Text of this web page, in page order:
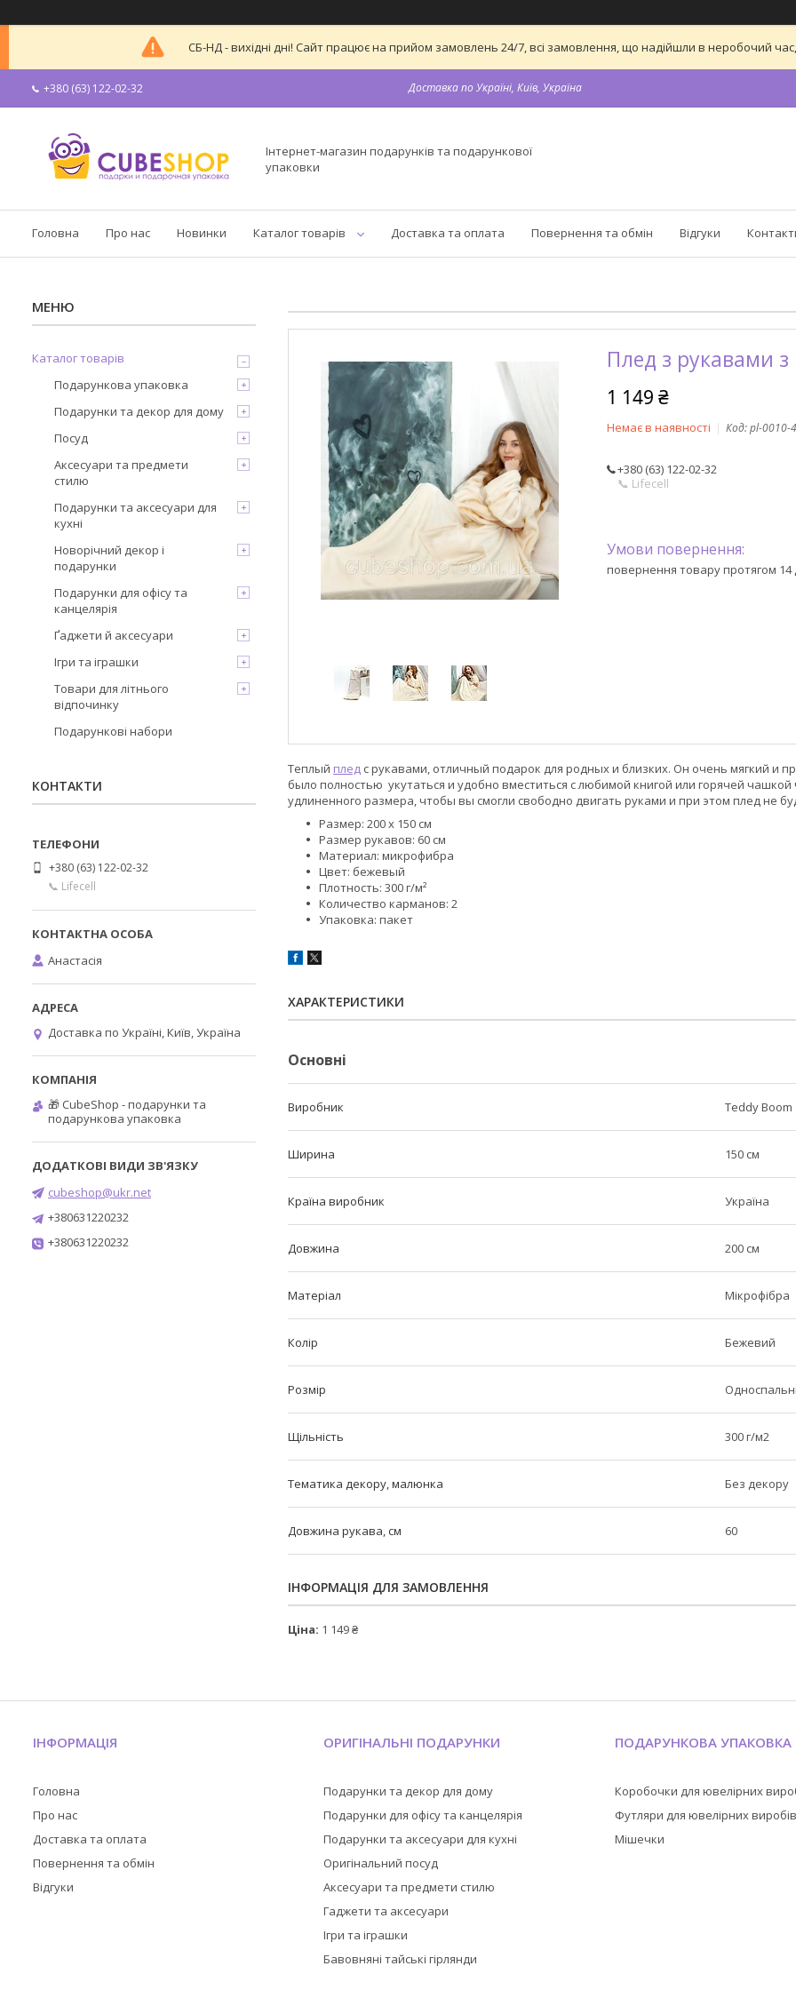
СБ-НД - вихідні дні! Сайт працює на прийом замовлень 24/7, всі замовлення, що надійшли в неробочий
+380 (63) 122-02-32 Доставка по Україні, Київ, Україна
Інтернет-магазин подарунків та подарункової
упаковки
Головна Про нас Новинки Каталог товарів Доставка та оплата Повернення та обмін Відгуки
Плед з рукавами
1 149 ₴
Немає в наявності Код:pl-0010-
+380 (63) 122-02-32
📞 Lifecell
повернення товару протягом 14
Теплый плед с рукавами, отличный подарок для родных и близких. Он очень мягкий
было полностью укутаться и удобно вместиться с любимой книгой или горячей
удлиненного размера, чтобы вы смогли свободно двигать руками и при этом плед не
Размер: 200 х 150 см
Размер рукавов: 60 см
Материал: микрофибра
Цвет: бежевый
Плотность: 300 г/м²
Количество карманов: 2
Упаковка: пакет
ХАРАКТЕРИСТИКИ
Основні
Виробник Teddy Boom
Ширина 150 см
Країна виробник Україна
Довжина 200 см
Матеріал Мікрофібра
Колір Бежевий
Розмір
Щільність 300 г/м2
Тематика декору, малюнка Без декору
Довжина рукава, см 60
ІНФОРМАЦІЯ ДЛЯ ЗАМОВЛЕННЯ
Ціна: 1 149 ₴
Каталог товарів
Подарункова упаковка
Подарунки та декор для дому
Посуд
Аксесуари та предмети
стилю
Подарунки та аксесуари для
кухні
Новорічний декор і
подарунки
Подарунки для офісу та
канцелярія
Ґаджети й аксесуари
Ігри та іграшки
Товари для літнього
відпочинку
Подарункові набори
КОНТАКТИ
+380 (63) 122-02-32
📞 Lifecell
Анастасія
Доставка по Україні, Київ, Україна
🎁 CubeShop - подарунки та
подарункова упаковка
cubeshop@ukr.net
+380631220232
+380631220232
ІНФОРМАЦІЯ
Головна
Про нас
Доставка та оплата
Повернення та обмін
Відгуки
ОРИГІНАЛЬНІ ПОДАРУНКИ
Подарунки та декор для дому
Подарунки для офісу та канцелярія
Подарунки та аксесуари для кухні
Оригінальний посуд
Аксесуари та предмети стилю
Гаджети та аксесуари
Ігри та іграшки
Бавовняні тайські гірлянди
ПОДАРУНКОВА УПАКОВКА
Коробочки для ювелірних
Футляри для ювелірних
Мішечки